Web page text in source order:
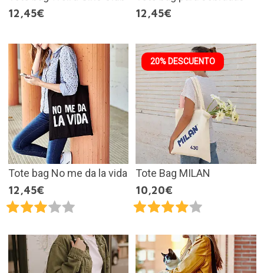
12,45€
12,45€
Tote bag No me da la vida
12,45€
20% DESCUENTO
Tote Bag MILAN
10,20€